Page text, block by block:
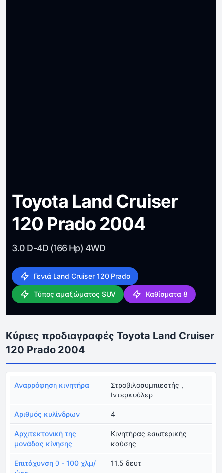
Toyota Land Cruiser
120 Prado 2004
3.0 D-4D (166 Hp) 4WD
Γενιά Land Cruiser 120 Prado
Τύπος αμαξώματος SUV Καθίσματα 8
Κύριες προδιαγραφές Toyota Land Cruiser
120 Prado 2004
Αναρρόφηση κινητήρα
Στροβιλοσυμπιεστής ,
Ιντερκούλερ
Αριθμός κυλίνδρων 4
Αρχιτεκτονική της
μονάδας κίνησης
Κινητήρας εσωτερικής
καύσης
Επιτάχυνση 0 - 100 χλμ/
11.5 δευτ